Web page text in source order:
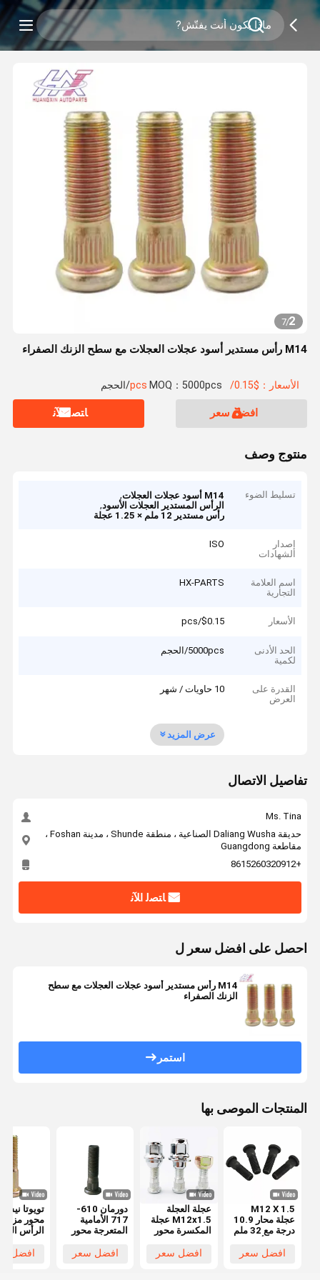
2
/
7
M14 رأس مستدير أسود عجلات العجلات مع سطح الزنك الصفراء
الأسعار：$0.15/pcs MOQ：5000pcs/الحجم
افضل سعر ﺎﺘﺼﻟ ﺍﻶﻧ
منتوج وصف
تسليط الضوء M14 أسود عجلات العجلات
,
الرأس المستدير العجلات الأسود,
رأس مستدير 12 ملم × 1.25 عجلة
إصدار
الشهادات
ISO
اسم العلامة
التجارية
HX-PARTS
الأسعار $0.15/pcs
الحد الأدنى
لكمية
5000pcs/الحجم
القدرة على
العرض
10 حاويات / شهر
عرض المزيد
تفاصيل الاتصال
Ms. Tina
حديقة Daliang Wusha الصناعية ، منطقة Shunde ، مدينة Foshan ،
مقاطعة Guangdong
+8615260320912
ﺎﺘﺼﻟ ﺍﻶﻧ
احصل على افضل سعر ل
M14 رأس مستدير أسود عجلات العجلات مع سطح
الزنك الصفراء
استمر
المنتجات الموصى بها
M12 X 1.5
عجلة محار 10.9
درجة مع 32 ملم
وقطر الخيط 1.5افضل سعر
عجلة العجلة
M12x1.5 عجلة
المكسرة محور
الدرجة
افضل سعر
دورمان 610-
717 الأمامية
المتعرجة محور
M14X1.50
المستوى 10.9
افضل سعر
تويوتا
محور
الرأس
افضل